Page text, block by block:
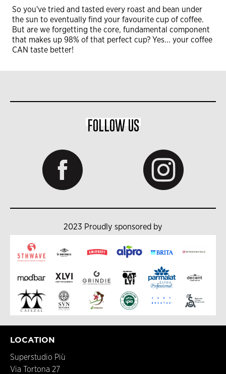
So you've tried and tasted every roast and bean under
the sun to eventually find your favourite cup of coffee.
But are we forgetting the core, fundamental component
that makes up 98% of that perfect cup? Yes... your coffee
CAN taste better!
FOLLOW US
2023 Proudly sponsored by
LOCATION
Superstudio Più
Via Tortona 27